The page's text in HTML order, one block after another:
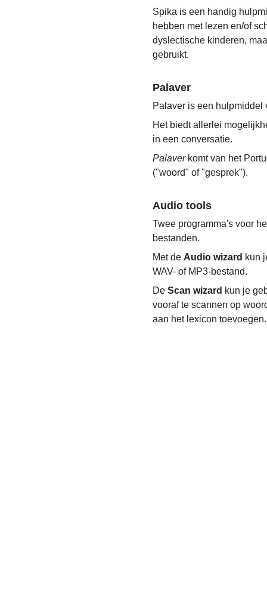
Spika is een handig
hebben met lezen en/of
dyslectische kinderen,
gebruikt.
Palaver
Palaver is een hulpmiddel
Het biedt allerlei
in een conversatie.
Palaverkomt van het
("woord" of "gesprek").
Audio tools
Twee programma's voor
bestanden.
Met de Audio wizard kun
WAV- of MP3-bestand.
De Scan wizard kun je
vooraf te scannen op
aan het lexicon toevoegen.